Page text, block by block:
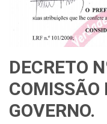
DECRETO
COMISSÃO
GOVERNO.